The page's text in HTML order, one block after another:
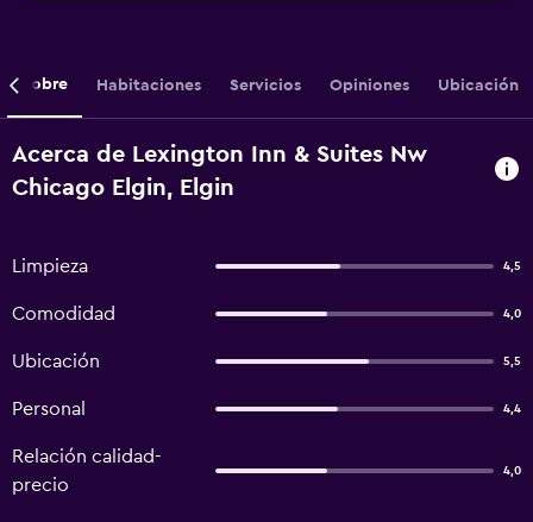
Sobre Habitaciones Servicios Opiniones Ubicación
Acerca de Lexington Inn & Suites Nw
Chicago Elgin, Elgin
Limpieza 4,5
Comodidad 4,0
Ubicación 5,5
Personal 4,4
Relación calidad-
precio
4,0